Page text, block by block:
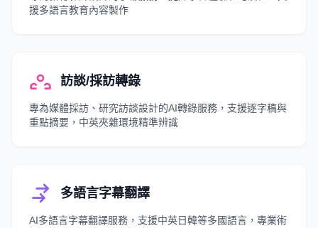
援多語言教育內容製作
訪談/採訪轉錄
專為媒體採訪、研究訪談設計的AI轉錄服務，支援逐字稿與
重點摘要，中英夾雜環境精準辨識
多語言字幕翻譯
AI多語言字幕翻譯服務，支援中英日韓等多國語言，專業術